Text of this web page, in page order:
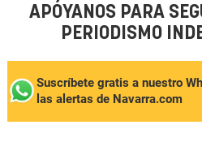
APÓYANOS PARA
PERIODISMO
Suscríbete gratis a nuestro
las alertas de Navarra.com